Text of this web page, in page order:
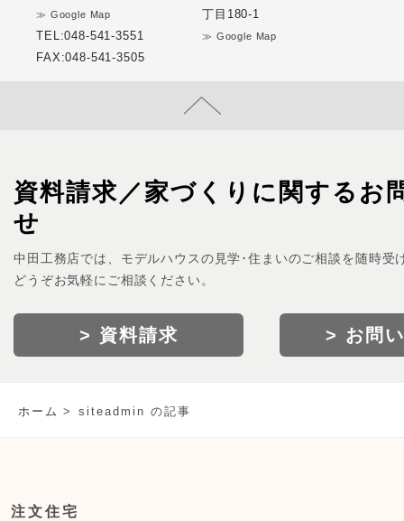
≫ Google Map
TEL:048-541-3551
FAX:048-541-3505
丁目180-1
≫ Google Map
資料請求／家づくりに関するお
せ
中田工務店では、モデルハウスの見学･住まいのご相談を随時受
どうぞお気軽にご相談ください。
> 資料請求 > お問
ホーム siteadmin の記事
注文住宅